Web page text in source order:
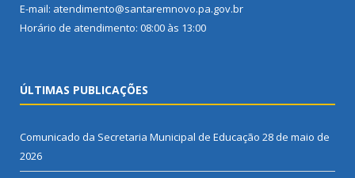
E-mail: atendimento@santaremnovo.pa.gov.br
Horário de atendimento: 08:00 às 13:00
ÚLTIMAS PUBLICAÇÕES
Comunicado da Secretaria Municipal de Educação 28 de maio de
2026